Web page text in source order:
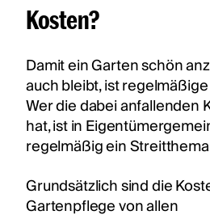
Kosten?
Damit ein Garten schön
auch bleibt, ist
Wer die dabei anfallenden
hat, ist in
regelmäßig ein
Grundsätzlich sind die
Gartenpflege von allen